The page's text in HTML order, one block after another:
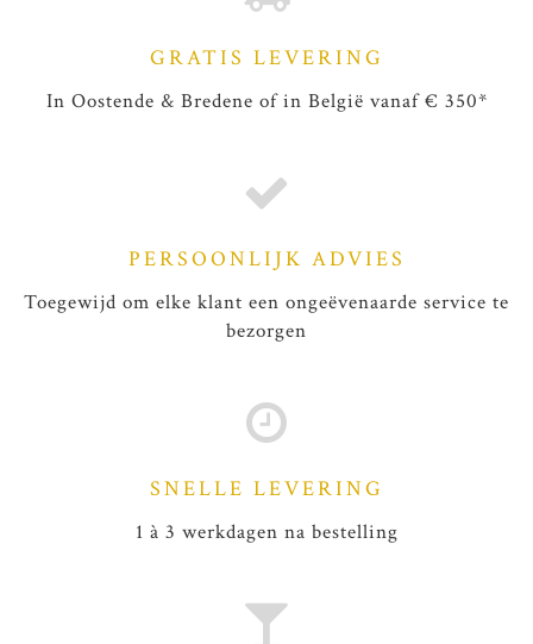
GRATIS LEVERING
In Oostende & Bredene of in België vanaf € 350*
PERSOONLIJK ADVIES
Toegewijd om elke klant een ongeëvenaarde service te
bezorgen
SNELLE LEVERING
1 à 3 werkdagen na bestelling